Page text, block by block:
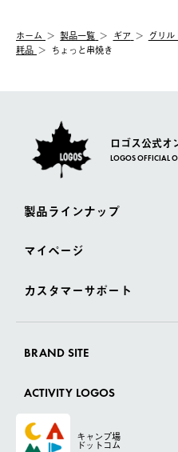
ホーム 製品⼀覧 ギア グリ
耗品
ちょっと串焼き
ロゴス公式オ
LOGOS OFFICIAL
製品ラインナップ
マイページ
カスタマーサポート
BRAND SITE
ACTIVITY LOGOS
キャンプ場
ドットコム